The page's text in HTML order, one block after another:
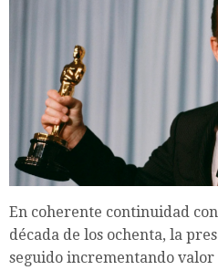
En coherente continuidad
década de los ochenta, la
seguido incrementando valor